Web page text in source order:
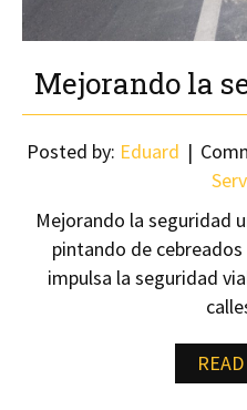
Mejorando la
Posted by: Eduard
Mejorando la seguridad
pintando de
impulsa la seguridad